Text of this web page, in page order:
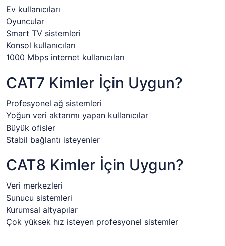
Ev kullanıcıları
Oyuncular
Smart TV sistemleri
Konsol kullanıcıları
1000 Mbps internet kullanıcıları
CAT7 Kimler İçin Uygun?
Profesyonel ağ sistemleri
Yoğun veri aktarımı yapan kullanıcılar
Büyük ofisler
Stabil bağlantı isteyenler
CAT8 Kimler İçin Uygun?
Veri merkezleri
Sunucu sistemleri
Kurumsal altyapılar
Çok yüksek hız isteyen profesyonel sistemler